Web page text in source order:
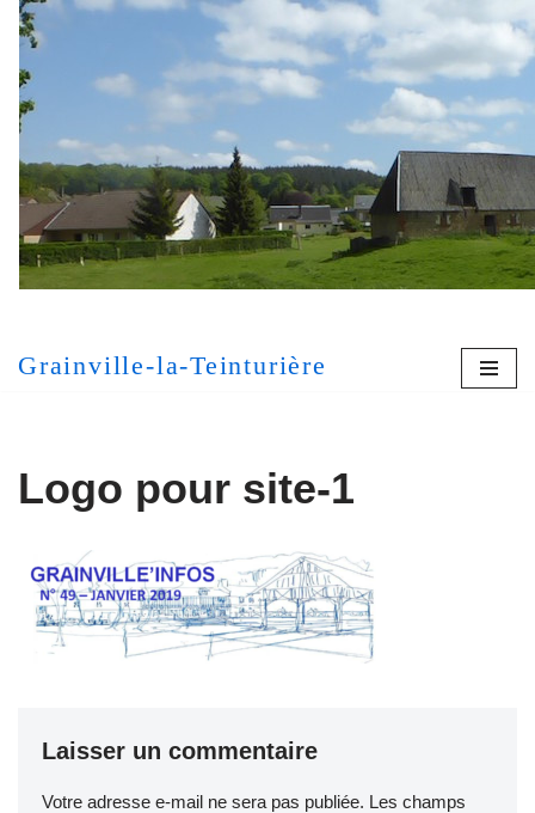
Aller
au
contenu
Grainville-la-Teinturière
Logo pour site-1
Laisser un commentaire
Votre adresse e-mail ne sera pas publiée. Les champs